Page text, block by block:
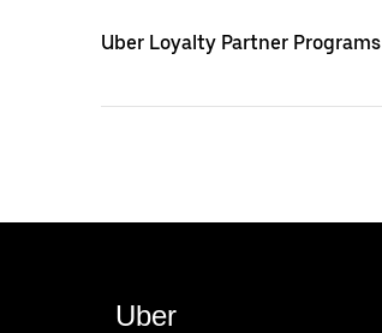
Uber Loyalty Partner Programs
Uber